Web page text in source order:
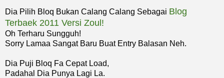
Dia Pilih Bloq Bukan Calang Calang Sebagai Blog
Terbaek 2011 Versi Zoul!
Oh Terharu Sungguh!
Sorry Lamaa Sangat Baru Buat Entry Balasan Neh.
Dia Puji Bloq Fa Cepat Load,
Padahal Dia Punya Lagi La.